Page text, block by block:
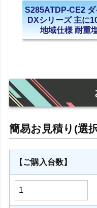
S285ATDP-CE2
DXシリーズ 主に
地域仕様 耐重
【ご購入台数】